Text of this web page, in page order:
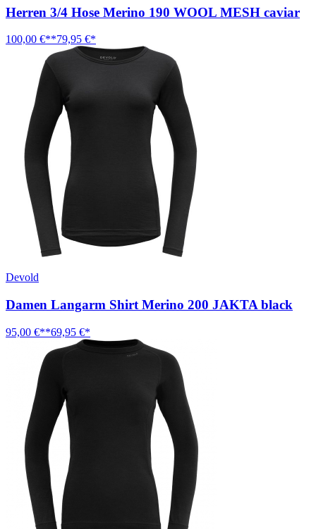
Herren 3/4 Hose Merino 190 WOOL MESH caviar
100,00 €**79,95 €*
Devold
Damen Langarm Shirt Merino 200 JAKTA black
95,00 €**69,95 €*